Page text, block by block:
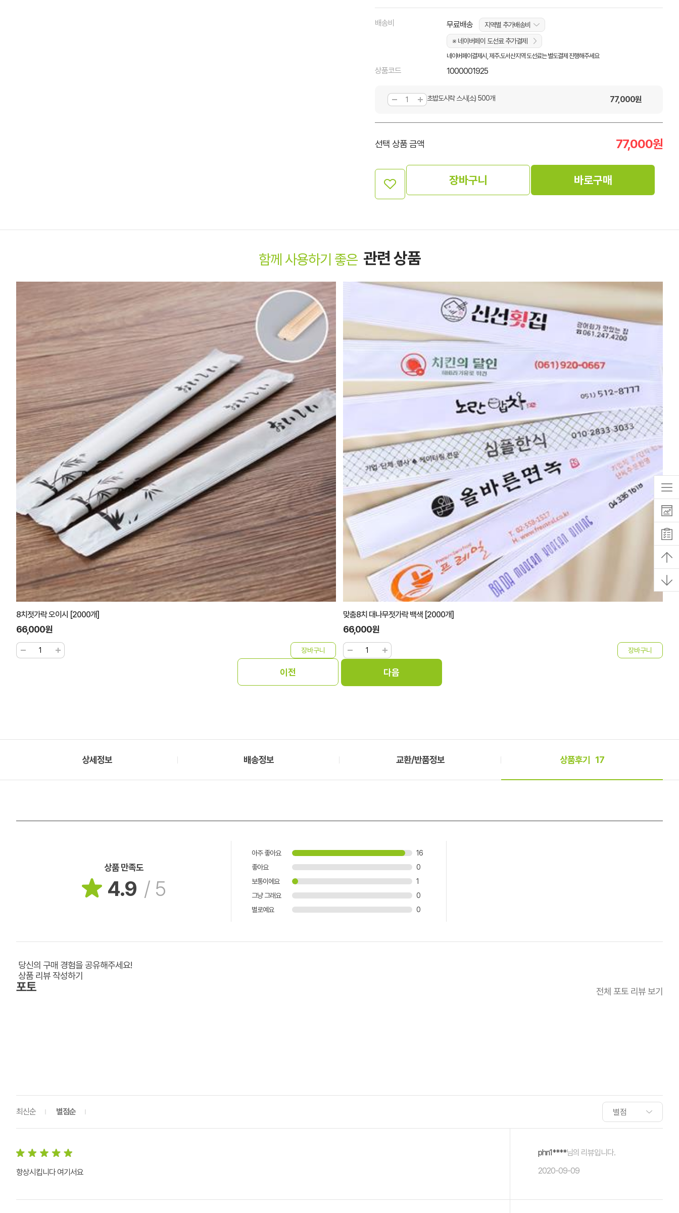
배송비 무료배송
지역별 추가배송비
※ 네이버페이 도선료 추가결제
네이버페이결제시, 제주.도서산지역 도선료는 별도결제 진행해주세요
상품코드 1000001925
초밥도시락 스시(소) 500개 77,000원
선택 상품 금액 77,000원
장바구니 바로구매
함께 사용하기 좋은 관련 상품
8치젓가락 오이시 [2000개]
66,000원
맞춤8치 대나무젓가락 백색 [2000개]
66,000원
상세정보 배송정보 교환/반품정보 상품후기 17
상품 만족도
4.9 / 5
아주 좋아요
16
좋아요
0
보통이에요
1
그냥 그래요
0
별로예요
0
당신의 구매 경험을 공유해주세요!
상품 리뷰 작성하기
포토 전체 포토 리뷰 보기
최신순 별점순
항상시킵니다 여기서요
phn1****님의 리뷰입니다.
2020-09-09